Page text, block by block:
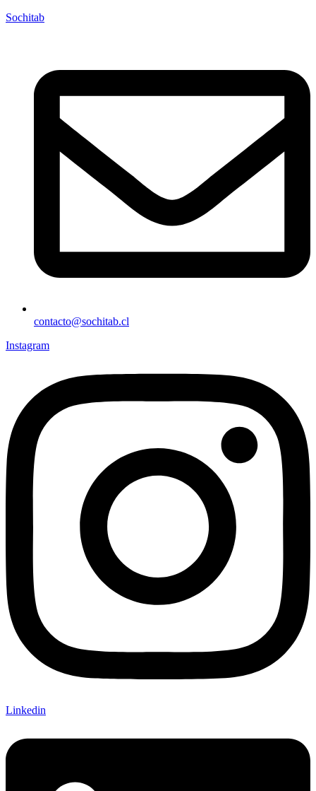
Sochitab
contacto@sochitab.cl
Instagram
Linkedin